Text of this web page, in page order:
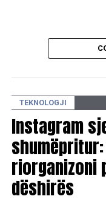
TEKNOLOGJI
Instagram
riorganizoni
dëshirës